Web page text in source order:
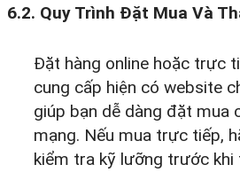
6.2. Quy Trình Đặt Mua Và
Đặt hàng online hoặc trực
cung cấp hiện có website
giúp bạn dễ dàng đặt mua
mạng. Nếu mua trực tiếp,
kiểm tra kỹ lưỡng trước khi